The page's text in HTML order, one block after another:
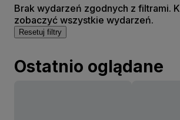
Brak wydarzeń zgodnych z filtrami.
zobaczyć wszystkie wydarzeń.
Resetuj filtry
Ostatnio oglądane